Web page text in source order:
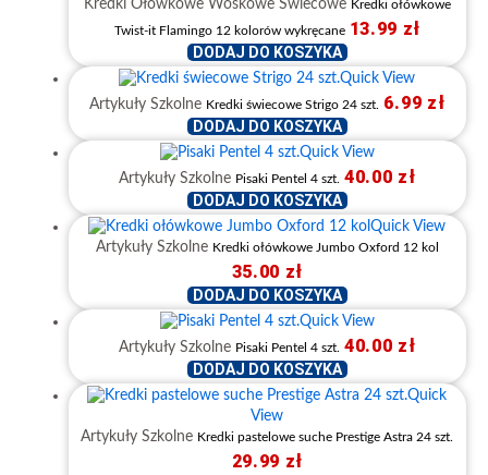
Kredki Ołówkowe Woskowe Świecowe Kredki ołówkowe
Twist-it Flamingo 12 kolorów wykręcane 13.99 zł
DODAJ DO KOSZYKA
Quick View
Artykuły Szkolne Kredki świecowe Strigo 24 szt. 6.99 zł
DODAJ DO KOSZYKA
Quick View
Artykuły Szkolne Pisaki Pentel 4 szt. 40.00 zł
DODAJ DO KOSZYKA
Quick View
Artykuły Szkolne Kredki ołówkowe Jumbo Oxford 12 kol
35.00 zł
DODAJ DO KOSZYKA
Quick View
Artykuły Szkolne Pisaki Pentel 4 szt. 40.00 zł
DODAJ DO KOSZYKA
Quick
View
Artykuły Szkolne Kredki pastelowe suche Prestige Astra 24 szt.
29.99 zł